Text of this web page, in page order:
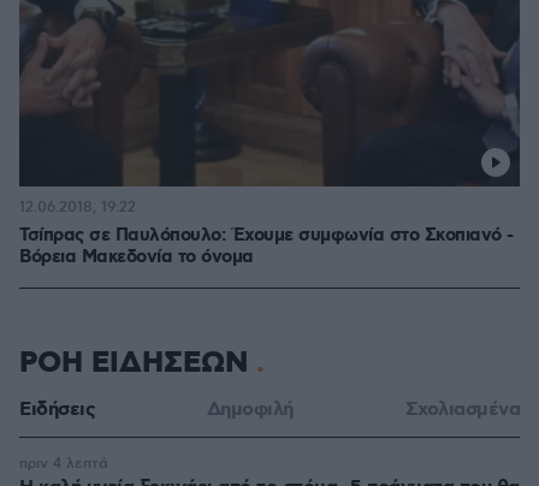
Τσίπρας σε Παυλόπουλο: Έχουμε συμφωνία στο Σκοπιανό -
Βόρεια Μακεδονία το όνομα
12.06.2018, 19:22
ΡΟΗ ΕΙΔΗΣΕΩΝ
Ειδήσεις Δημοφιλή Σχολιασμένα
πριν 4 λεπτά